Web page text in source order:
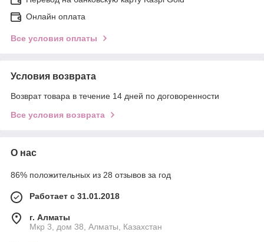
Онлайн оплата
Все условия оплаты
Условия возврата
Возврат товара в течение 14 дней по договоренности
Все условия возврата
О нас
86% положительных из 28 отзывов за год
Работает с 31.01.2018
г. Алматы
Мкр 3, дом 38, Алматы, Казахстан